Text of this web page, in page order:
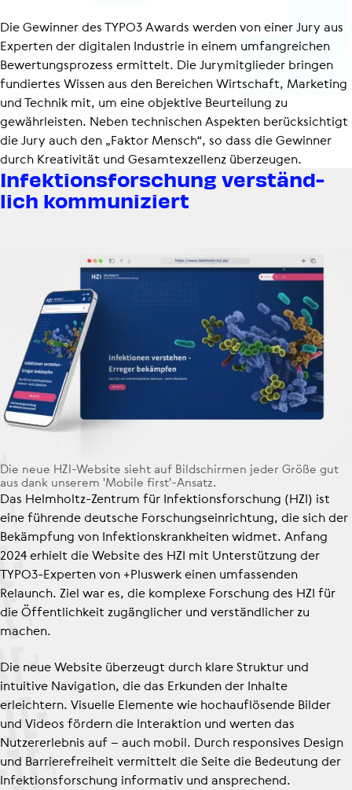
Die Gewinner des TYPO3 Awards werden von einer Jury aus
Experten der digitalen Industrie in einem umfangreichen
Bewer­tungs­pro­zess ermittelt. Die Jurymitglieder bringen
fundiertes Wissen aus den Bereichen Wirtschaft, Marketing
und Technik mit, um eine objektive Beurteilung zu
gewährleisten. Neben technischen Aspekten berücksichtigt
die Jury auch den „Faktor Mensch“, so dass die Gewinner
durch Kreativität und Gesamt­ex­zel­lenz überzeugen.
Infek­ti­ons­for­schung verständ­
lich kommu­ni­ziert
Das Helmholtz-Zentrum für Infek­ti­ons­for­schung (HZI) ist
eine führende deutsche Forschungs­ein­rich­tung, die sich der
Bekämpfung von Infek­ti­ons­krank­heiten widmet. Anfang
2024 erhielt die Website des HZI mit Unterstützung der
TYPO3-Experten von +Pluswerk einen umfassenden
Relaunch. Ziel war es, die komplexe Forschung des HZI für
die Öffentlichkeit zugänglicher und verständlicher zu
machen.
Die neue Website überzeugt durch klare Struktur und
intuitive Navigation, die das Erkunden der Inhalte
erleichtern. Visuelle Elemente wie hochauflösende Bilder
und Videos fördern die Interaktion und werten das
Nutzererlebnis auf – auch mobil. Durch responsives Design
und Barrie­re­frei­heit vermittelt die Seite die Bedeutung der
Infek­ti­ons­for­schung informativ und ansprechend.
Die neue HZI-Website sieht auf Bild­schir­men jeder Größe gut
aus dank unserem 'Mobile first'-Ansatz.